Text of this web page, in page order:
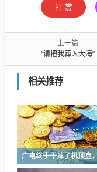
打赏
上一篇
“请把我葬入大海”
相关推荐